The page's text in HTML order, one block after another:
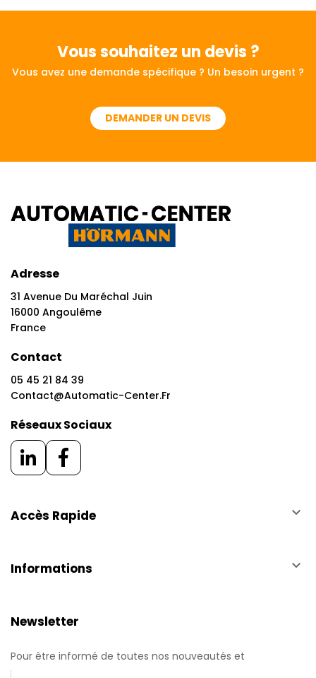
Vous souhaitez un devis ?
Vous avez une demande spécifique ? Un besoin urgent ?
DEMANDER UN DEVIS
Adresse
31 Avenue Du Maréchal Juin
16000 Angoulême
France
Contact
05 45 21 84 39
Contact@automatic-Center.fr
Réseaux Sociaux
Accès Rapide keyboard_arrow_down
Informations keyboard_arrow_down
Newsletter
Pour être informé de toutes nos nouveautés et
promotions.